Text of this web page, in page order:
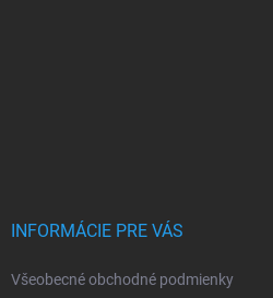
INFORMÁCIE PRE VÁS
Všeobecné obchodné podmienky